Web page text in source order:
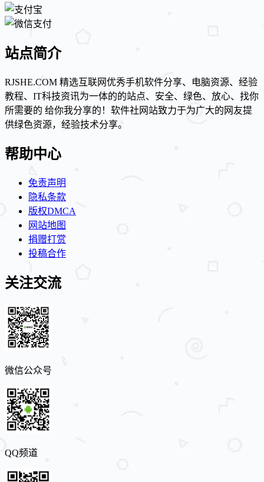
站点简介
RJSHE.COM 精选互联网优秀手机软件分享、电脑资源、经验
教程、IT科技资讯为一体的的站点、安全、绿色、放心、找你
所需要的 给你我分享的！软件社网站致力于为广大的网友提
供绿色资源，经验技术分享。
帮助中心
免责声明
隐私条款
版权DMCA
网站地图
捐赠打赏
投稿合作
关注交流
微信公众号
QQ频道